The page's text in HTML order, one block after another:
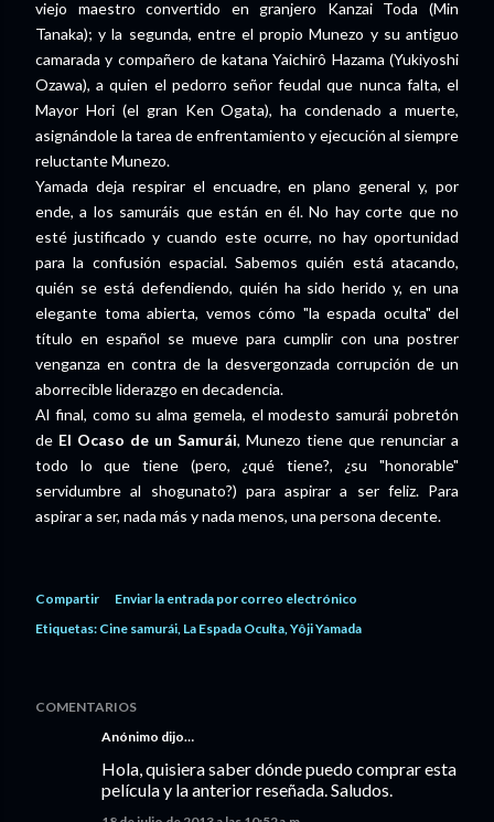
viejo maestro convertido en granjero Kanzai Toda (Min
Tanaka); y la segunda, entre el propio Munezo y su antiguo
camarada y compañero de katana Yaichirô Hazama (Yukiyoshi
Ozawa), a quien el pedorro señor feudal que nunca falta, el
Mayor Hori (el gran Ken Ogata), ha condenado a muerte,
asignándole la tarea de enfrentamiento y ejecución al siempre
reluctante Munezo.
Yamada deja respirar el encuadre, en plano general y, por
ende, a los samuráis que están en él. No hay corte que no
esté justificado y cuando este ocurre, no hay oportunidad
para la confusión espacial. Sabemos quién está atacando,
quién se está defendiendo, quién ha sido herido y, en una
elegante toma abierta, vemos cómo "la espada oculta" del
título en español se mueve para cumplir con una postrer
venganza en contra de la desvergonzada corrupción de un
aborrecible liderazgo en decadencia.
Al final, como su alma gemela, el modesto samurái pobretón
de El Ocaso de un Samurái, Munezo tiene que renunciar a
todo lo que tiene (pero, ¿qué tiene?, ¿su "honorable"
servidumbre al shogunato?) para aspirar a ser feliz. Para
aspirar a ser, nada más y nada menos, una persona decente.
Compartir
Enviar la entrada por correo electrónico
Etiquetas: Cine samurái La Espada Oculta Yôji Yamada
COMENTARIOS
Anónimo dijo…
Hola, quisiera saber dónde puedo comprar esta
película y la anterior reseñada. Saludos.